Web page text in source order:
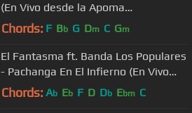
(En Vivo desde la Apoma
Badiraguato)
Chords: F Bb G Dm C Gm
El Fantasma ft. Banda Los Populares
- Pachanga En El Infierno (En Vivo
2016)
Chords: Ab Eb F D Db Ebm C